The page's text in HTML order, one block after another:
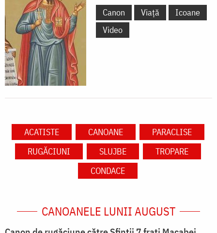
Canon Viață
Icoane
Video
ACATISTE CANOANE
PARACLISE
RUGĂCIUNI
SLUJBE
TROPARE
CONDACE
CANOANELE LUNII AUGUST